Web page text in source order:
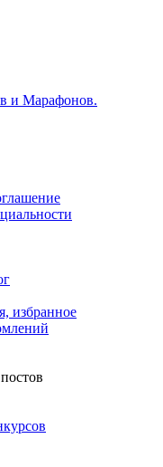
и Марафонов.
избранное